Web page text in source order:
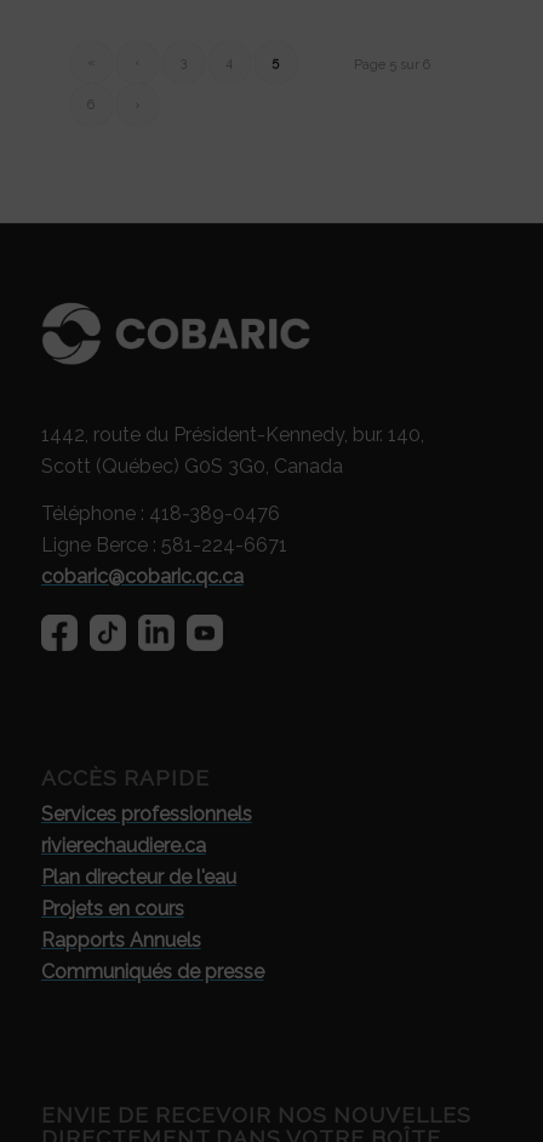
Page 5 sur 6
3 4 5
6
1442, route du Président-Kennedy, bur. 140,
Scott (Québec) G0S 3G0, Canada
Téléphone : 418-389-0476
Ligne Berce : 581-224-6671
cobaric@cobaric.qc.ca
ACCÈS RAPIDE
Services professionnels
rivierechaudiere.ca
Plan directeur de l'eau
Projets en cours
Rapports Annuels
Communiqués de presse
ENVIE DE RECEVOIR NOS NOUVELLES